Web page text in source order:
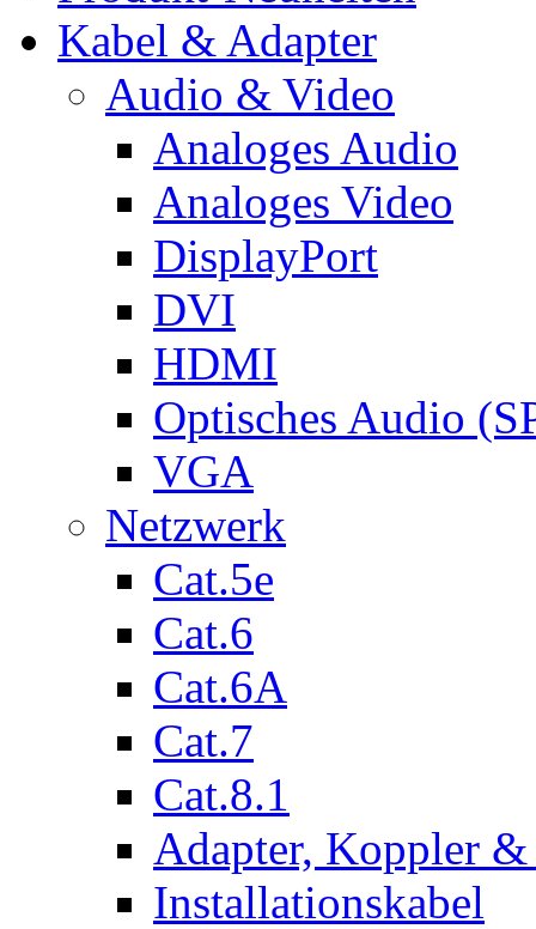
Kabel & Adapter
Audio & Video
Analoges Audio
Analoges Video
DisplayPort
DVI
HDMI
Optisches Audio
VGA
Netzwerk
Cat.5e
Cat.6
Cat.6A
Cat.7
Cat.8.1
Adapter, Koppler &
Installationskabel